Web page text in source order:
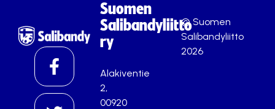
Suomen
Salibandyliitto
ry
Alakiventie
2,
00920
© Suomen
Salibandyliitto
2026